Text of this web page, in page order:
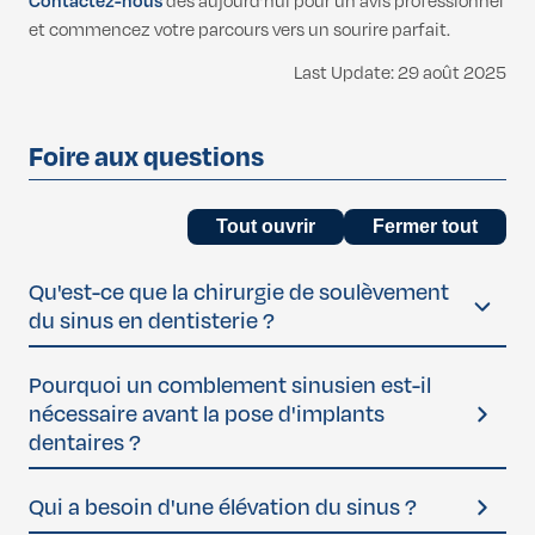
et commencez votre parcours vers un sourire parfait.
Last Update: 29 août 2025
Foire aux questions
Tout ouvrir Fermer tout
Qu'est-ce que la chirurgie de soulèvement
du sinus en dentisterie ?
sinusale, est une intervention dentaire qui consiste à
ajouter de l'os à la mâchoire supérieure, au niveau des
molaires et des prémolaires, en soulevant la membrane
suffisante pour poser en toute sécurité desimplants
Pourquoi un comblement sinusien est-il
nécessaire avant la pose d'implants
dentaires ?
osseuse suffisante pour accueillir un implant en raison
Qui a besoin d'une élévation du sinus ?